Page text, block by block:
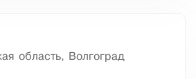
область, Волгоград